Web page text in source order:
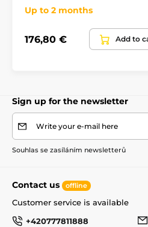
Up to 2 months
176,80 € Add to
Sign up for the newsletter
Write your e-mail here
Souhlas se zasíláním newsletterů
Contact us offline
Customer service is available
+420777811888